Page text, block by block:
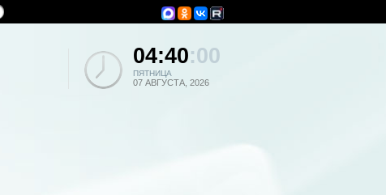
04:40:00
ПЯТНИЦА
07 АВГУСТА, 2026